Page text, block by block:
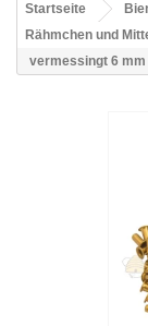
Startseite
Rähmchen und
vermessingt 6